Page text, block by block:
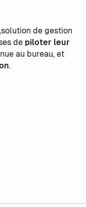
,solution de gestion
de piloter leur
au bureau, et
.